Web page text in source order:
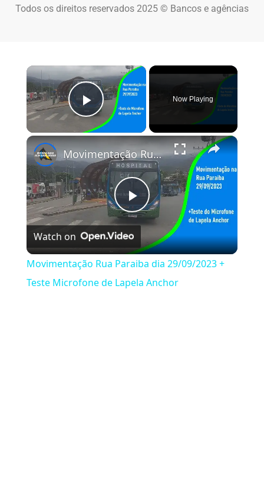
Todos os direitos reservados 2025 © Bancos e agências
×
Play Video
Now Playing
×
Play Video
Movimentação Rua Paraiba dia 29/09/2023 + Teste Microfone de Lapela Anchor
Watch on
Movimentação Rua Paraiba dia 29/09/2023 +
Teste Microfone de Lapela Anchor